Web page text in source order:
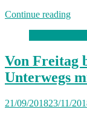
Continue reading„Von
mit
Von Freitag
Unterwegs
21/09/201823/11/